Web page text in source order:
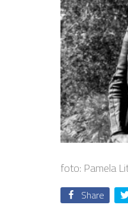
foto: Pamela
Share